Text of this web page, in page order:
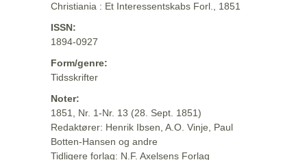
Christiania : Et Interessentskabs Forl., 1851
ISSN:
1894-0927
Form/genre:
Tidsskrifter
Noter:
1851, Nr. 1-Nr. 13 (28. Sept. 1851)
Redaktører: Henrik Ibsen, A.O. Vinje, Paul
Botten-Hansen og andre
Tidligere forlag: N.F. Axelsens Forlag